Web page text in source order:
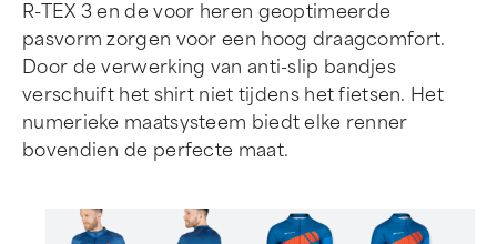
R-TEX 3 en de voor heren geoptimeerde
pasvorm zorgen voor een hoog draagcomfort.
Door de verwerking van anti-slip bandjes
verschuift het shirt niet tijdens het fietsen. Het
numerieke maatsysteem biedt elke renner
bovendien de perfecte maat.